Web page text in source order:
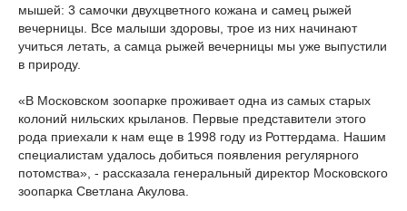
мышей: 3 самочки двухцветного кожана и самец рыжей
вечерницы. Все малыши здоровы, трое из них начинают
учиться летать, а самца рыжей вечерницы мы уже выпустили
в природу.
«В Московском зоопарке проживает одна из самых старых
колоний нильских крыланов. Первые представители этого
рода приехали к нам еще в 1998 году из Роттердама. Нашим
специалистам удалось добиться появления регулярного
потомства», - рассказала генеральный директор Московского
зоопарка Светлана Акулова.